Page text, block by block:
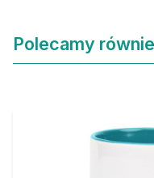
Polecamy